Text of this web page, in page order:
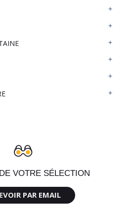
VOTRE SÉLECTION
PAR EMAIL